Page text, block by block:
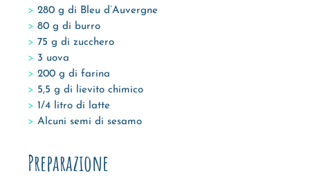
280 g di Bleu d’Auvergne
80 g di burro
75 g di zucchero
3 uova
200 g di farina
5,5 g di lievito chimico
1/4 litro di latte
Alcuni semi di sesamo
Preparazione